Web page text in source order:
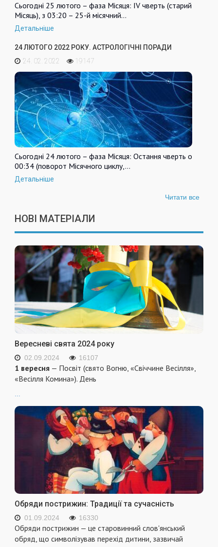
Сьогодні 25 лютого – фаза Місяця: IV чверть (старий
Місяць), з 03:20 – 25-й місячний…
Детальніше
24 ЛЮТОГО 2022 РОКУ. АСТРОЛОГІЧНІ ПОРАДИ
24. 02. 2022
19147
Сьогодні 24 лютого – фаза Місяця: Остання чверть о
00:34 (поворот Місячного циклу,…
Детальніше
Читати все
НОВІ МАТЕРІАЛИ
Вересневі свята 2024 року
02.09.2024 16107
1 вересня — Посвіт (свято Вогню, «Свіччине Весілля»,
«Весілля Комина»). День
Обряди пострижин: Традиції та сучасність
01.09.2024 16330
Обряди пострижин — це старовинний слов'янський
обряд, що символізував перехід дитини, зазвичай